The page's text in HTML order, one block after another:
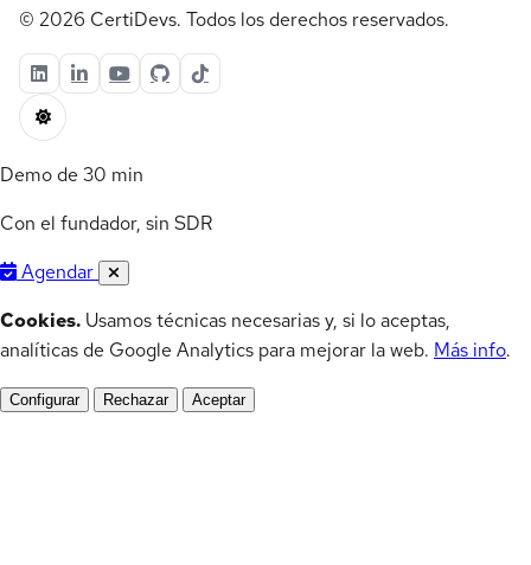
© 2026 CertiDevs. Todos los derechos reservados.
Demo de 30 min
Con el fundador, sin SDR
Agendar
Cookies. Usamos técnicas necesarias y, si lo aceptas,
analíticas de Google Analytics para mejorar la web. Más info.
Configurar Rechazar Aceptar